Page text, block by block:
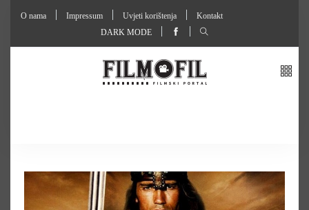
O nama Impressum Uvjeti korištenja
Kontakt
DARK MODE